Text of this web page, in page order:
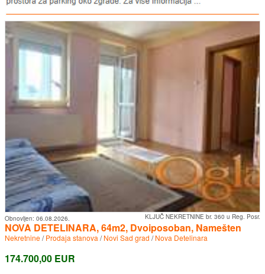
KLJUČ NEKRETNINE br. 360 u Reg. Posr.
Obnovljen: 06.08.2026.
NOVA DETELINARA, 64m2, Dvoiposoban, Namešten
Nekretnine/Prodaja stanova /Novi Sad grad /Nova Detelinara
174.700,00 EUR